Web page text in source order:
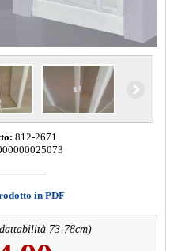
812-2671
in PDF
73-78cm)